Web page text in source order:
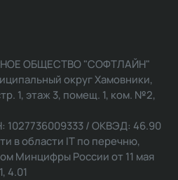
ОБЩЕСТВО "СОФТЛАЙН"
округ Хамовники,
1, этаж 3, помещ. 1, ком. №2,
1027736009333 / ОКВЭД: 46.90
в области IT по перечню,
Минцифры России от 11 мая
4.01